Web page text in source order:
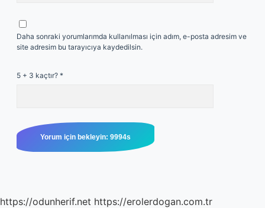
Daha sonraki yorumlarımda kullanılması için adım, e-posta adresim ve
site adresim bu tarayıcıya kaydedilsin.
5 + 3 kaçtır? *
https://odunherif.net https://erolerdogan.com.tr